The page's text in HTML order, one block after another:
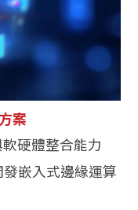
案
硬體整合能力
嵌入式邊緣運算